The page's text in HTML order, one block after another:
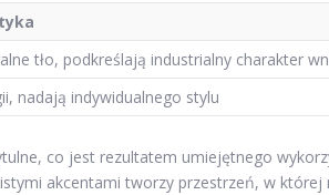
tło, podkreślają industrialny charakter
nadają indywidualnego stylu
co jest rezultatem umiejętnego
akcentami tworzy przestrzeń, w której